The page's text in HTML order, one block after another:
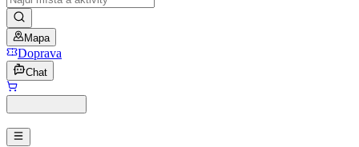
Mapa
Doprava
Chat